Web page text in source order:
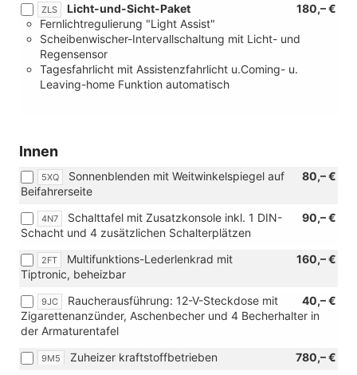
ZLS 180,– €
Licht-und-Sicht-Paket
Fernlichtregulierung "Light Assist"
Scheibenwischer-Intervallschaltung mit Licht- und
Regensensor
Tagesfahrlicht mit Assistenzfahrlicht u.Coming- u.
Leaving-home Funktion automatisch
Innen
5XQ 80,– €
Sonnenblenden mit Weitwinkelspiegel auf
Beifahrerseite
4N7 90,– €
Schalttafel mit Zusatzkonsole inkl. 1 DIN-
Schacht und 4 zusätzlichen Schalterplätzen
2FT 160,– €
Multifunktions-Lederlenkrad mit
Tiptronic, beheizbar
9JC 40,– €
Raucherausführung: 12-V-Steckdose mit
Zigarettenanzünder, Aschenbecher und 4 Becherhalter in
der Armaturentafel
9M5 780,– €
Zuheizer kraftstoffbetrieben